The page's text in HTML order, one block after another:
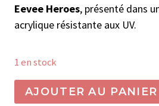
Eevee Heroes, présenté dans
acrylique résistante aux UV.
1 en stock
quantité
AJOUTER AU PANIER